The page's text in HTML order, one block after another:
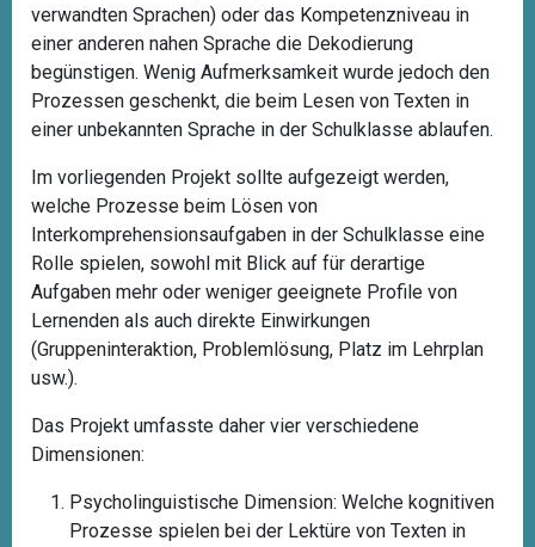
verwandten Sprachen) oder das Kompetenzniveau in
einer anderen nahen Sprache die Dekodierung
begünstigen. Wenig Aufmerksamkeit wurde jedoch den
Prozessen geschenkt, die beim Lesen von Texten in
einer unbekannten Sprache in der Schulklasse ablaufen.
Im vorliegenden Projekt sollte aufgezeigt werden,
welche Prozesse beim Lösen von
Interkomprehensionsaufgaben in der Schulklasse eine
Rolle spielen, sowohl mit Blick auf für derartige
Aufgaben mehr oder weniger geeignete Profile von
Lernenden als auch direkte Einwirkungen
(Gruppeninteraktion, Problemlösung, Platz im Lehrplan
usw.).
Das Projekt umfasste daher vier verschiedene
Dimensionen:
Psycholinguistische Dimension: Welche kognitiven
Prozesse spielen bei der Lektüre von Texten in